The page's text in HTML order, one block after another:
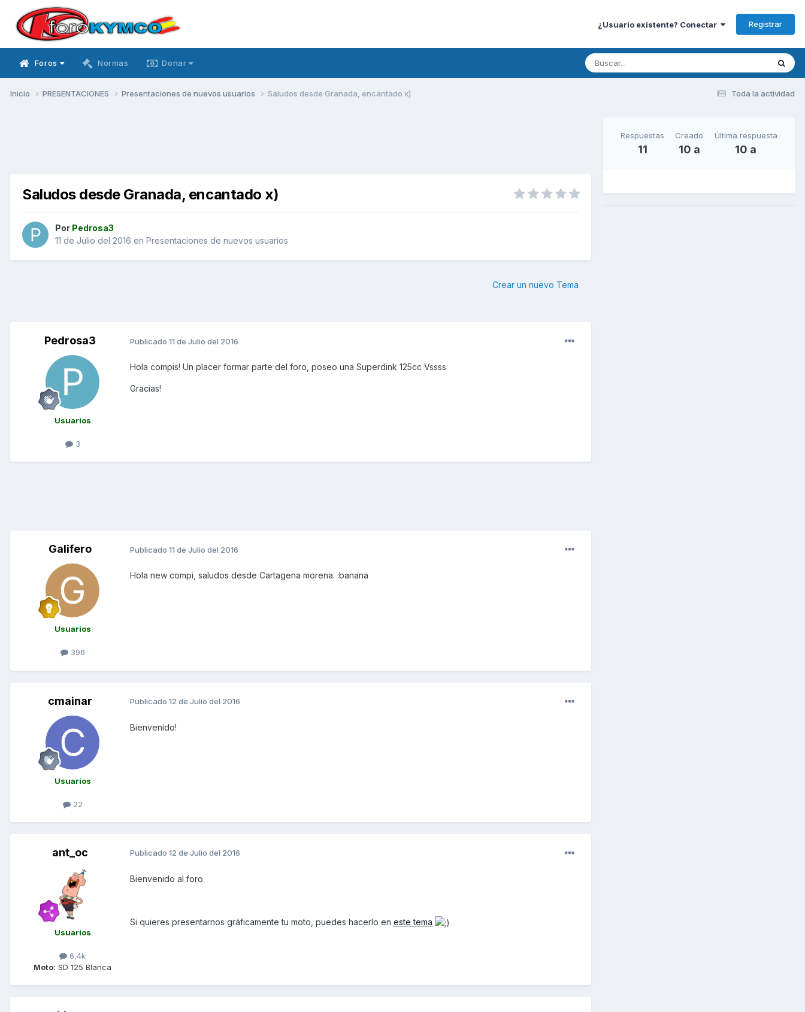
¿Usuario existente? Conectar Registrar
Foros Normas Donar
Toda la actividad
Inicio PRESENTACIONES Presentaciones de nuevos usuarios Saludos desde Granada, encantado x)
Saludos desde Granada, encantado x)
Por Pedrosa3
11 de Julio del 2016 en Presentaciones de nuevos usuarios
Crear un nuevo Tema
Pedrosa3
Usuarios
3
Publicado 11 de Julio del 2016
Hola compis! Un placer formar parte del foro, poseo una Superdink 125cc Vssss
Gracias!
Galifero
Usuarios
396
Publicado 11 de Julio del 2016
Hola new compi, saludos desde Cartagena morena. :banana
cmainar
Usuarios
22
Publicado 12 de Julio del 2016
Bienvenido!
ant_oc
Usuarios
6,4k
Moto: SD 125 Blanca
Publicado 12 de Julio del 2016
Bienvenido al foro.
Si quieres presentarnos gráficamente tu moto, puedes hacerlo en este tema
Respuestas
11
Creado
10 a
Última respuesta
10 a